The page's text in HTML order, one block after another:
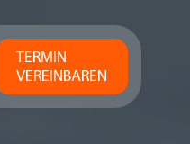
TERMIN
VEREINBAREN